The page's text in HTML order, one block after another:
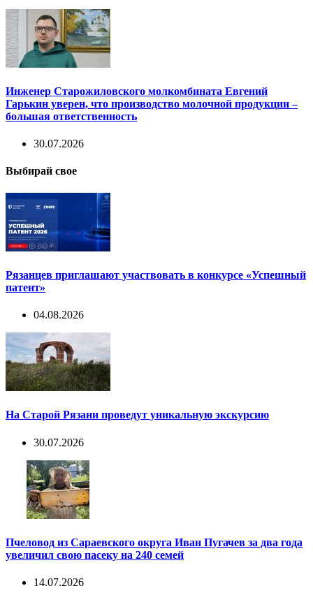
Инженер Старожиловского молкомбината Евгений
Гарькин уверен, что производство молочной продукции –
большая ответственность
30.07.2026
Выбирай свое
Рязанцев приглашают участвовать в конкурсе «Успешный
патент»
04.08.2026
На Старой Рязани проведут уникальную экскурсию
30.07.2026
Пчеловод из Сараевского округа Иван Пугачев за два года
увеличил свою пасеку на 240 семей
14.07.2026